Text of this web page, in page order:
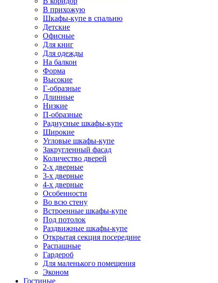
В прихожую
Шкафы-купе в спальню
Детские
Офисные
Для книг
Для одежды
На балкон
Форма
Высокие
Г-образные
Длинные
Низкие
П-образные
Радиусные шкафы-купе
Широкие
Угловые шкафы-купе
Закругленный фасад
Количество дверей
2-х дверные
3-х дверные
4-х дверные
Особенности
Во всю стену
Встроенные шкафы-купе
Под потолок
Раздвижные шкафы-купе
Открытая секция посередине
Распашные
Гардероб
Для маленького помещения
Эконом
Гостиные